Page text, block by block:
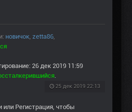
новичок, zetta86,
26 дек 2019 11:59
.
25 дек 2019 22:13
или Регистрация, чтобы